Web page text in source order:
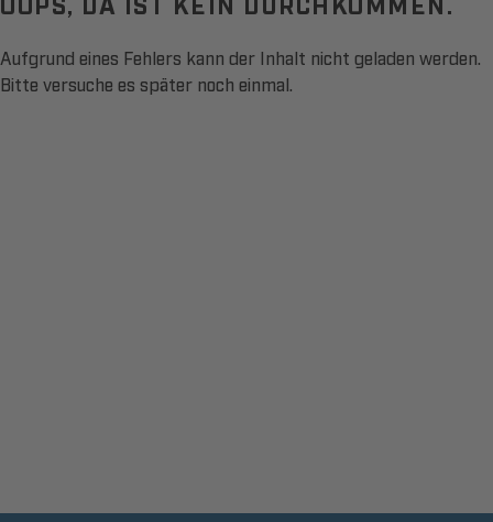
Aufgrund eines Fehlers kann der Inhalt nicht geladen werden.
Bitte versuche es später noch einmal.